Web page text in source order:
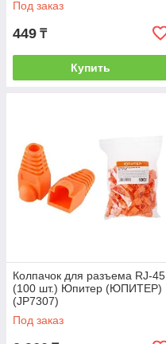
Под заказ
449 ₸
Купить
Колпачок для разъема RJ-45
(100 шт.) Юпитер (ЮПИТЕР)
(JP7307)
Под заказ